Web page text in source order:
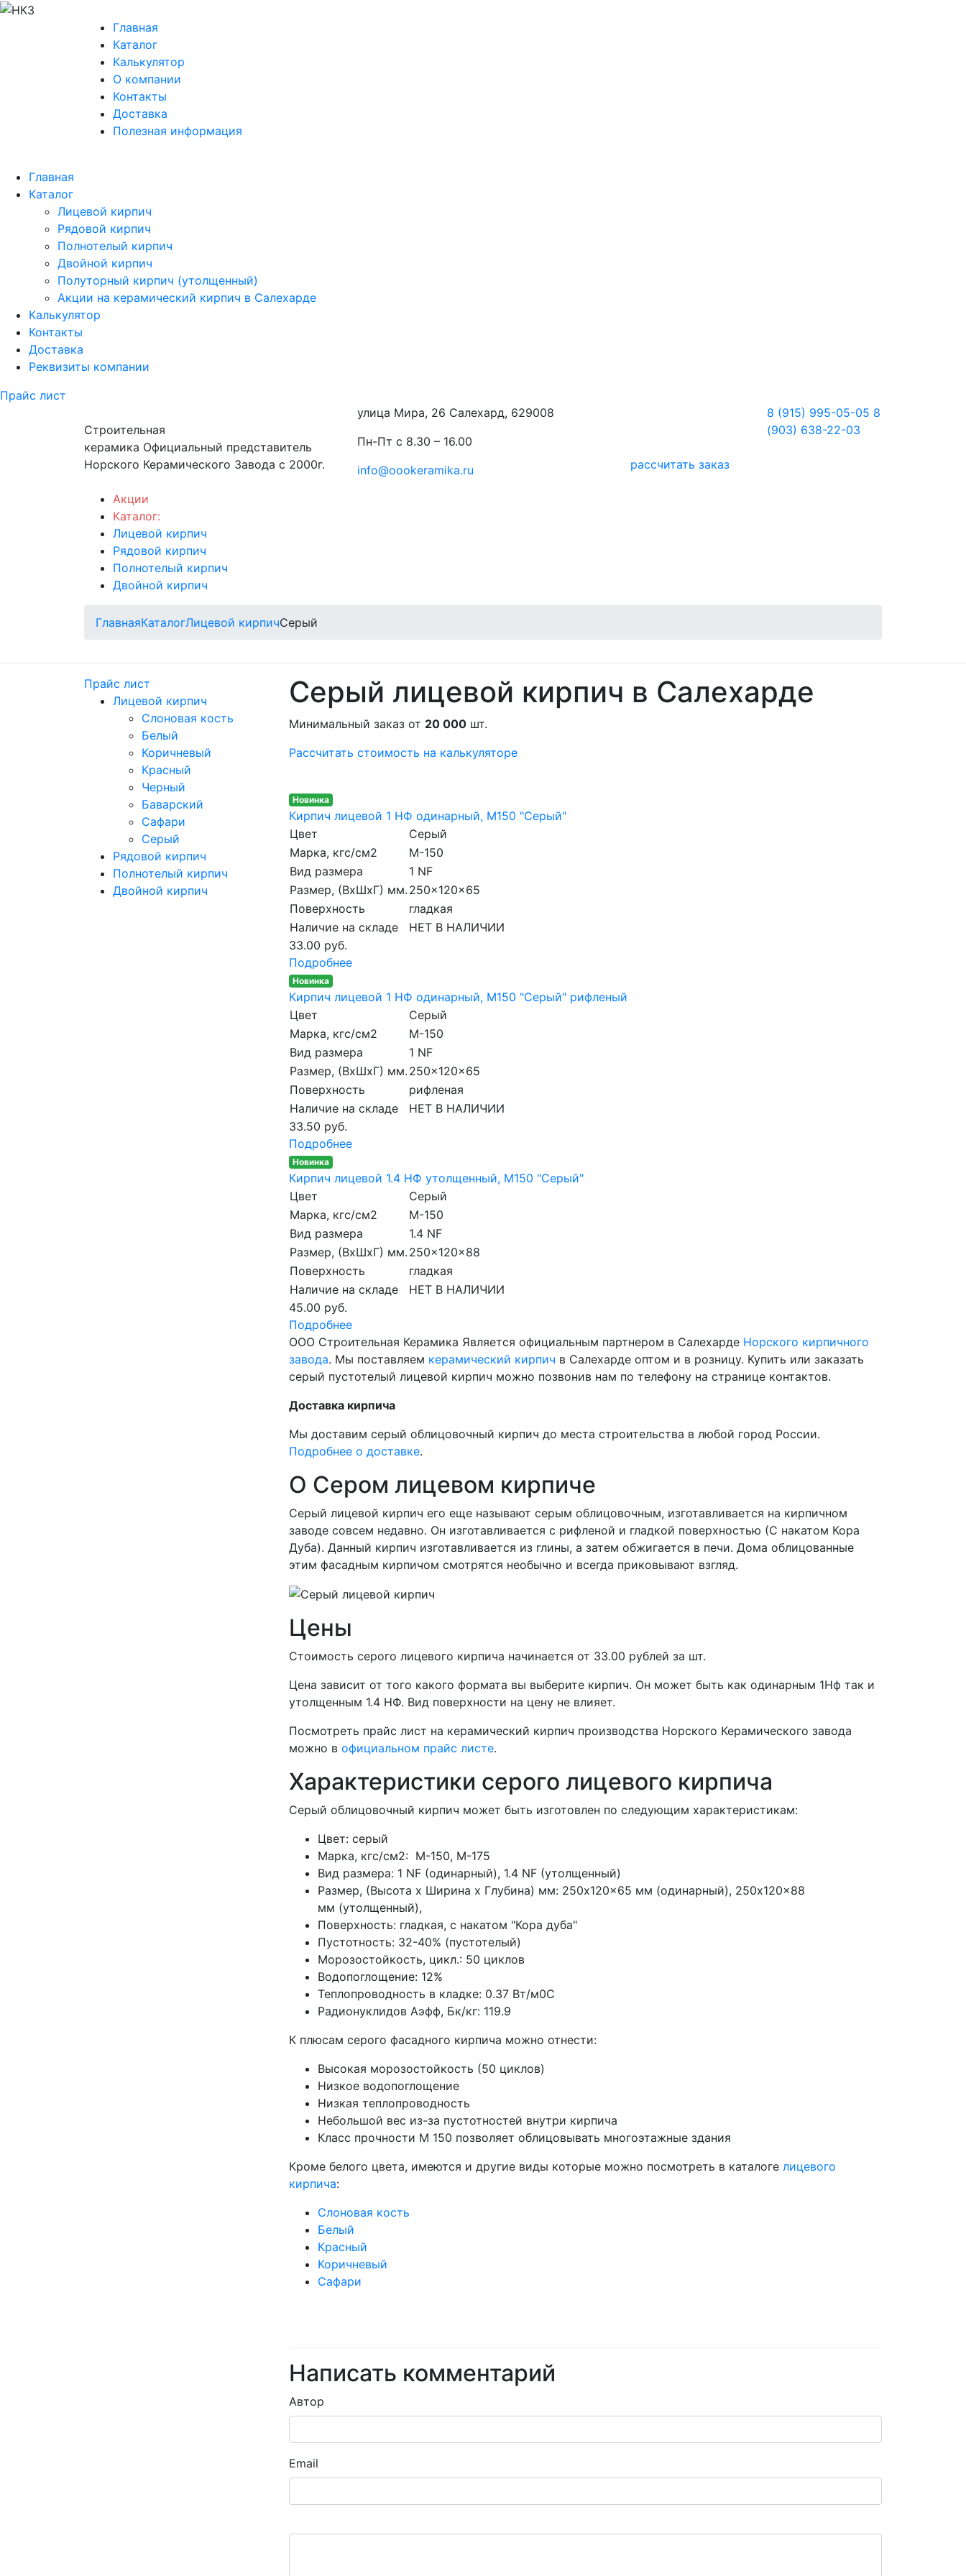
Главная
Каталог
Калькулятор
О компании
Контакты
Доставка
Полезная информация
Главная
Каталог
Лицевой кирпич
Рядовой кирпич
Полнотелый кирпич
Двойной кирпич
Полуторный кирпич (утолщенный)
Акции на керамический кирпич в Салехарде
Калькулятор
Контакты
Доставка
Реквизиты компании
Прайс лист
Строительная
керамика Официальный представитель
Норского Керамического Завода с 2000г.
улица Мира, 26 Салехард, 629008
Пн-Пт с 8.30 – 16.00
info@oookeramika.ru
рассчитать заказ
8 (915) 995-05-05 8
(903) 638-22-03
Акции
Каталог:
Лицевой кирпич
Рядовой кирпич
Полнотелый кирпич
Двойной кирпич
ГлавнаяКаталогЛицевой кирпичСерый
Прайс лист
Лицевой кирпич
Слоновая кость
Белый
Коричневый
Красный
Черный
Баварский
Сафари
Серый
Рядовой кирпич
Полнотелый кирпич
Двойной кирпич
Серый лицевой кирпич в Салехарде
Минимальный заказ от 20 000 шт.
Рассчитать стоимость на калькуляторе
Новинка
Кирпич лицевой 1 НФ одинарный, M150 "Серый"
Цвет
Серый
Марка, кгс/см2
M-150
Вид размера
1 NF
Размер, (ВхШхГ) мм. 250x120x65
Поверхность
гладкая
Наличие на складе
НЕТ В НАЛИЧИИ
33.00 руб.
Подробнее
Новинка
Кирпич лицевой 1 НФ одинарный, M150 "Серый" рифленый
Цвет
Серый
Марка, кгс/см2
M-150
Вид размера
1 NF
Размер, (ВхШхГ) мм. 250x120x65
Поверхность
рифленая
Наличие на складе
НЕТ В НАЛИЧИИ
33.50 руб.
Подробнее
Новинка
Кирпич лицевой 1.4 НФ утолщенный, M150 "Серый"
Цвет
Серый
Марка, кгс/см2
M-150
Вид размера
1.4 NF
Размер, (ВхШхГ) мм. 250x120x88
Поверхность
гладкая
Наличие на складе
НЕТ В НАЛИЧИИ
45.00 руб.
Подробнее
ООО Строительная Керамика Является официальным партнером в Салехарде Норского кирпичного
завода. Мы поставляем керамический кирпич в Салехарде оптом и в розницу. Купить или заказать
серый пустотелый лицевой кирпич можно позвонив нам по телефону на странице контактов.
Доставка кирпича
Мы доставим серый облицовочный кирпич до места строительства в любой город России.
Подробнее о доставке.
О Сером лицевом кирпиче
Серый лицевой кирпич его еще называют серым облицовочным, изготавливается на кирпичном
заводе совсем недавно. Он изготавливается с рифленой и гладкой поверхностью (С накатом Кора
Дуба). Данный кирпич изготавливается из глины, а затем обжигается в печи. Дома облицованные
этим фасадным кирпичом смотрятся необычно и всегда приковывают взгляд.
Цены
Стоимость серого лицевого кирпича начинается от 33.00 рублей за шт.
Цена зависит от того какого формата вы выберите кирпич. Он может быть как одинарным 1Нф так и
утолщенным 1.4 НФ. Вид поверхности на цену не влияет.
Посмотреть прайс лист на керамический кирпич производства Норского Керамического завода
можно в официальном прайс листе.
Характеристики серого лицевого кирпича
Серый облицовочный кирпич может быть изготовлен по следующим характеристикам:
Цвет: серый
Марка, кгс/см2: M-150, М-175
Вид размера: 1 NF (одинарный), 1.4 NF (утолщенный)
Размер, (Высота х Ширина х Глубина) мм: 250x120x65 мм (одинарный), 250x120x88
мм (утолщенный),
Поверхность: гладкая, с накатом "Кора дуба"
Пустотность: 32-40% (пустотелый)
Морозостойкость, цикл.: 50 циклов
Водопоглощение: 12%
Теплопроводность в кладке: 0.37 Вт/м0С
Радионуклидов Аэфф, Бк/кг: 119.9
К плюсам серого фасадного кирпича можно отнести:
Высокая морозостойкость (50 циклов)
Низкое водопоглощение
Низкая теплопроводность
Небольшой вес из-за пустотностей внутри кирпича
Класс прочности М 150 позволяет облицовывать многоэтажные здания
Кроме белого цвета, имеются и другие виды которые можно посмотреть в каталоге лицевого
кирпича:
Слоновая кость
Белый
Красный
Коричневый
Сафари
Написать комментарий
Автор
Email